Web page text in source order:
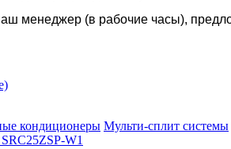
менеджер (в рабочие часы),
кондиционеры Мульти-сплит системы